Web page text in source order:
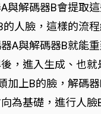
與解碼器B會提取
的人臉，這樣的流
A與解碼器B就能
，進入生成、也就
加上B的臉，解碼
為基礎，進行人